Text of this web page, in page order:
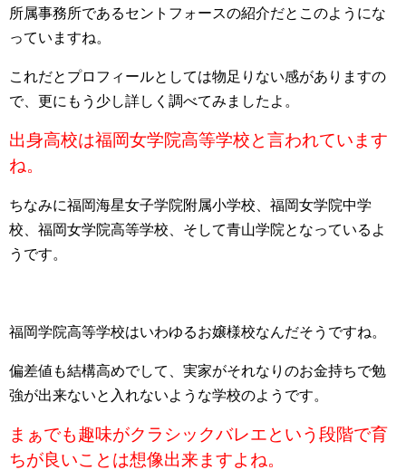
所属事務所であるセントフォースの紹介だとこのようにな
っていますね。
これだとプロフィールとしては物足りない感がありますの
で、更にもう少し詳しく調べてみましたよ。
出身高校は福岡女学院高等学校と言われています
ね。
ちなみに福岡海星女子学院附属小学校、福岡女学院中学
校、福岡女学院高等学校、そして青山学院となっているよ
うです。
福岡学院高等学校はいわゆるお嬢様校なんだそうですね。
偏差値も結構高めでして、実家がそれなりのお金持ちで勉
強が出来ないと入れないような学校のようです。
まぁでも趣味がクラシックバレエという段階で育
ちが良いことは想像出来ますよね。